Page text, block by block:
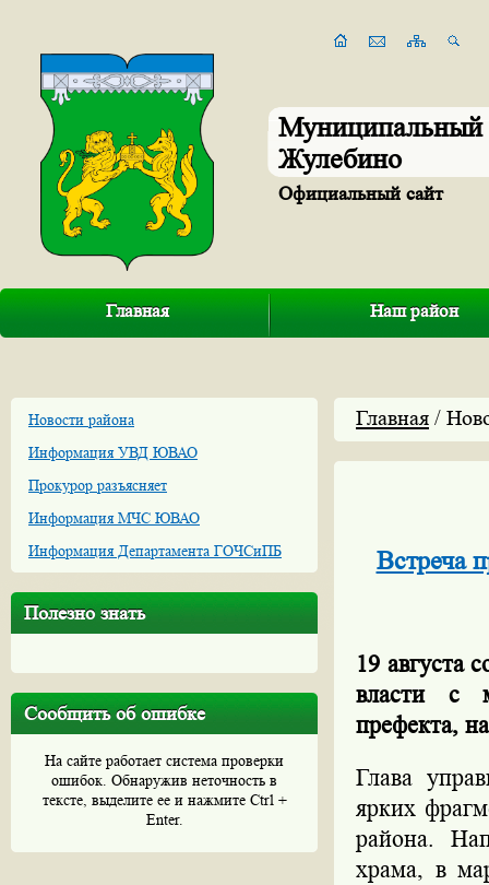
Муниципальный
Жулебино
Официальный сайт
Главная Наш район
Новости района
Информация УВД ЮВАО
Прокурор разъясняет
Информация МЧС ЮВАО
Информация Департамента ГОЧСиПБ
Полезно знать
Сообщить об ошибке
На сайте работает система проверки
ошибок. Обнаружив неточность в
тексте, выделите ее и нажмите Ctrl +
Enter.
Главная /
Встреча
19 августа
власти с
префекта,
Глава
ярких
района.
храма, в